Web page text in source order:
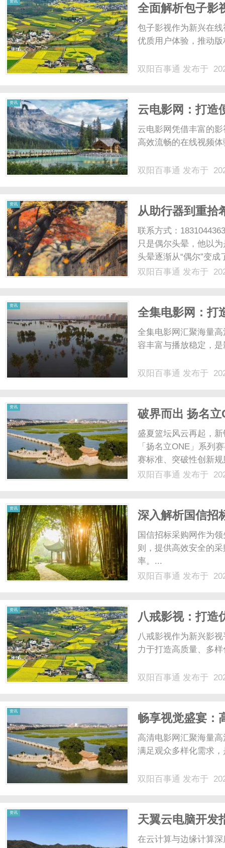
资讯
全面解析包子影
包子影视作为新兴在
优质用户体验，推动
双阳百事通 发布于
资讯
云电影网：打造
云电影网凭借丰富的
高效流畅的在线视频
双阳百事通 发布于
资讯
从助行器到重拾
缩”正面交锋
联系方式：
只是偶尔头晕，他以
头晕逐渐从“偶尔”变
在医院做完核磁共振
双阳百事通 发布于
资讯
全集电影网：打
全集电影网汇聚海量
容丰富与播放稳定，
双阳百事通 发布于
资讯
破界而出 扬名
系列赛7月启幕
盛夏篮坛风云再起，
「扬名立ONE」系列
赛标准、突破性创新
全国篮球爱好者献上
双阳百事通 发布于
资讯
深入解析国信招
国信招标采购网作为
则，提供高效安全的
率。...
双阳百事通 发布于
资讯
八戒影视：打造
八戒影视作为新兴影
力于打造高质量、多
双阳百事通 发布于
资讯
畅享视觉盛宴：
高清电影网汇聚海量
满足观众多样化需求
双阳百事通 发布于
资讯
天翼云电脑开发
在云计算与边缘计算